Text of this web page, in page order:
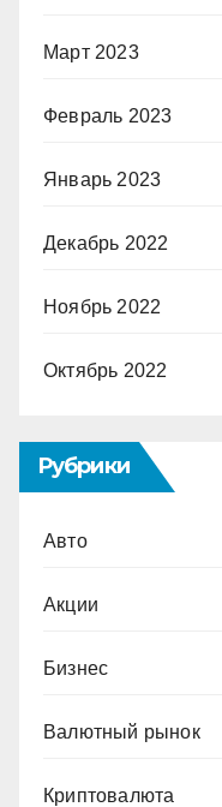
Март 2023
Февраль 2023
Январь 2023
Декабрь 2022
Ноябрь 2022
Октябрь 2022
Рубрики
Авто
Акции
Бизнес
Валютный рынок
Криптовалюта